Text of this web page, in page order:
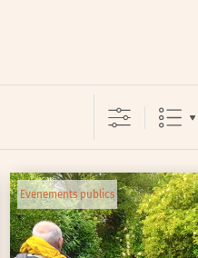
Evenements publics